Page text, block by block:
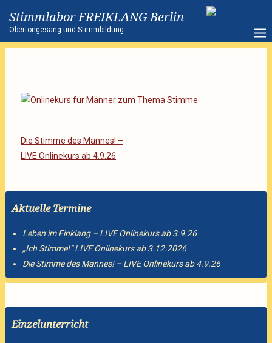
Stimmlabor FREIKLANG Berlin
Obertongesang und Stimmbildung
Die Stimme des Mannes! –
LIVE Onlinekurs ab 4.9.26
Aktuelle Termine
Leben im Einklang – LIVE Onlinekurs ab 3.9.26
„Ich Stimme!“ LIVE Onlinekurs ab 3.12.2026
Die Stimme des Mannes! – LIVE Onlinekurs ab 4.9.26
Einzelunterricht